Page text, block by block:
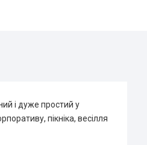
і дуже простий у
пікніка, весілля